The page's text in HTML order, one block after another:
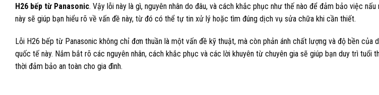
H26 bếp từ Panasonic. Vậy lỗi này là gì, nguyên nhân do đâu, và cách khắc phục như thế nào để đảm bảo việc
này sẽ giúp bạn hiểu rõ về vấn đề này, từ đó có thể tự tin xử lý hoặc tìm đúng dịch vụ sửa chữa khi cần thiết.
Lỗi H26 bếp từ Panasonic không chỉ đơn thuần là một vấn đề kỹ thuật, mà còn phản ánh chất lượng và độ bền của
quốc tế này. Nắm bắt rõ các nguyên nhân, cách khắc phục và các lời khuyên từ chuyên gia sẽ giúp bạn duy trì tuổi
thời đảm bảo an toàn cho gia đình.